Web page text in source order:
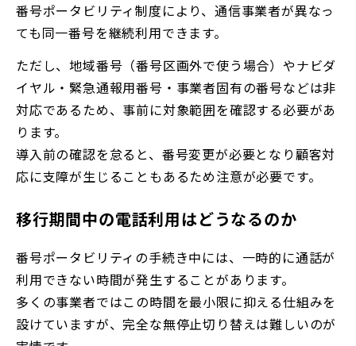
番号ポータビリティ制度により、通信事業者が異なっ
ても同一番号を継続利用できます。
ただし、地域番号（番号区画外で使う場合）やナビダ
イヤル・緊急通報用番号・事業者固有の番号などは非
対応であるため、事前に対象範囲を確認する必要があ
ります。
導入前の確認を怠ると、番号変更が必要となり顧客対
応に支障が生じることもあるため注意が必要です。
移行期間中の電話利用はどうなるのか
番号ポータビリティの手続き中には、一時的に通話が
利用できない時間が発生することがあります。
多くの事業者ではこの時間を最小限に抑える仕組みを
設けていますが、完全な無停止切り替えは難しいのが